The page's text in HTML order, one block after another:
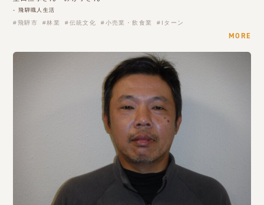
- 飛騨職人生活
飛騨市 林業 伝統文化 小売業・飲食業 Iターン
MORE